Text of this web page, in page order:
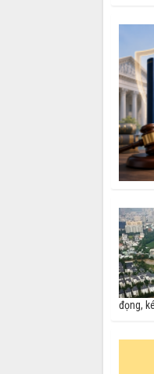
đọng,